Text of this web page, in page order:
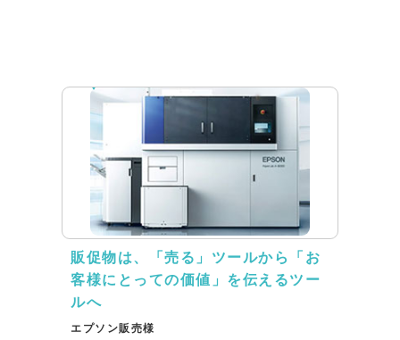
販促物は、「売る」ツールから「お
客様にとっての価値」を伝えるツー
ルへ
エプソン販売様